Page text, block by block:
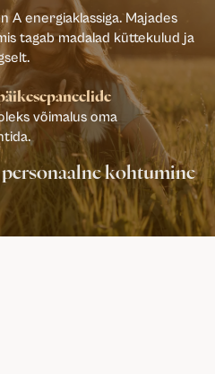
A energiaklassiga. Majades
tagab madalad küttekulud ja
võimalus oma
kohtumine